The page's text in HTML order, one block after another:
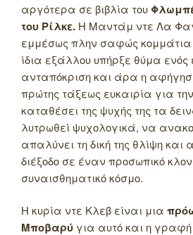
αργότερα σε βιβλία του
του Ρίλκε. Η Μαντάμ ντε Λα
εμμέσως πλην σαφώς κομμάτια
ίδια εξάλλου υπήρξε θύμα
ανταπόκριση και άρα η
πρώτης τάξεως ευκαιρία για
καταθέσει της ψυχής της τα
λυτρωθεί ψυχολογικά, να
απαλύνει τη δική της θλίψη
διέξοδο σε έναν προσωπικό
συναισθηματικό κόσμο.
Η κυρία ντε Κλεβ είναι μια
Μποβαρύ για αυτό και η